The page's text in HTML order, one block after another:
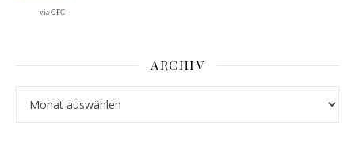
via GFC
ARCHIV